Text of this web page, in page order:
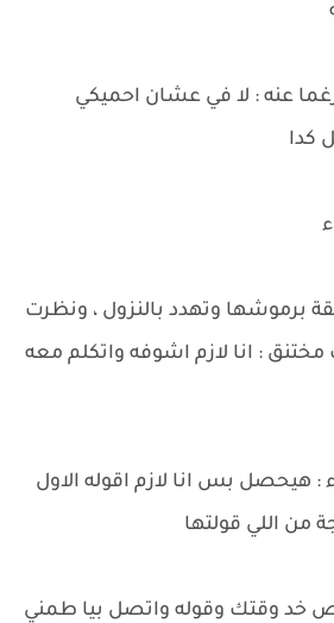
عنه : لا في عشان احميكي
كدا
برموشها وتهدد بالنزول ، ونظرت
مختنق : انا لازم اشوفه واتكلم معه
: هيحصل بس انا لازم اقوله الاول
من اللي قولتها
خد وقتك وقوله واتصل بيا طمني